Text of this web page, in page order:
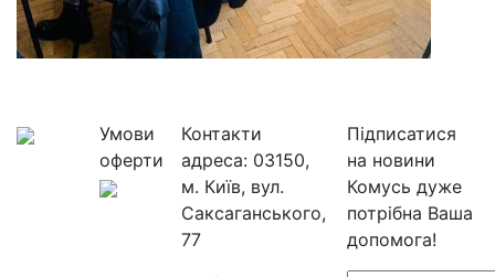
Умови
оферти
Контакти
адреса: 03150,
м. Київ, вул.
Саксаганського,
77
Підписатися
на новини
Комусь дуже
потрібна Ваша
допомога!